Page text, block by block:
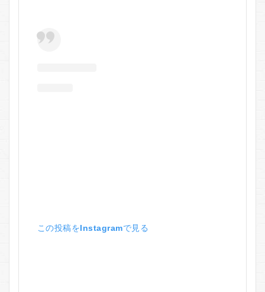
この投稿をInstagramで見る